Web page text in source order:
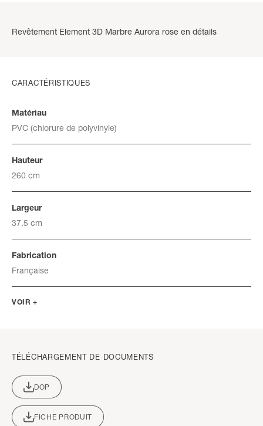
Revêtement Element 3D Marbre Aurora rose en détails
CARACTÉRISTIQUES
Matériau
PVC (chlorure de polyvinyle)
Hauteur
260 cm
Largeur
37.5 cm
Fabrication
Française
VOIR +
TÉLÉCHARGEMENT DE DOCUMENTS
DOP
FICHE PRODUIT